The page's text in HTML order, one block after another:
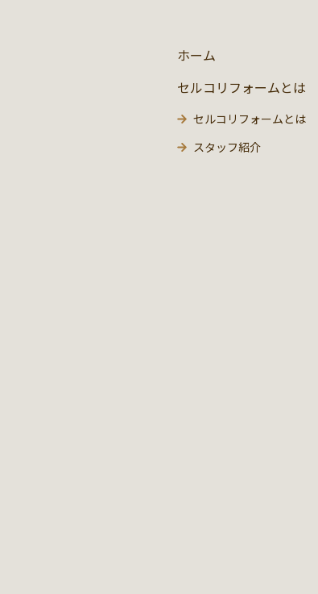
ホーム
セルコリフォームとは
セルコリフォームとは
スタッフ紹介